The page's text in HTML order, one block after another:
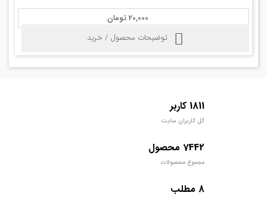
20,000 تومان
توضیحات محصول / خرید
1811 کاربر
کل کاربران سایت
7442 محصول
مجموع محصولات
8 مطلب